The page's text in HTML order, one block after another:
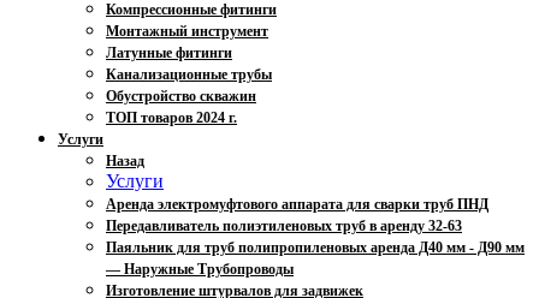
Компрессионные фитинги
Монтажный инструмент
Латунные фитинги
Канализационные трубы
Обустройство скважин
ТОП товаров 2024 г.
Услуги
Назад
Услуги
Аренда электромуфтового аппарата для сварки труб ПНД
Передавливатель полиэтиленовых труб в аренду 32-63
Паяльник для труб полипропиленовых аренда Д40 мм - Д90 мм
— Наружные Трубопроводы
Изготовление штурвалов для задвижек